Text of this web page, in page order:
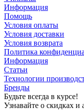
Информация
Помощь
Условия оплаты
Условия доставки
Условия возврата
Политика
Информация
Статьи
Технологии
Бренды
Будьте всегда в курсе!
Узнавайте о скидках